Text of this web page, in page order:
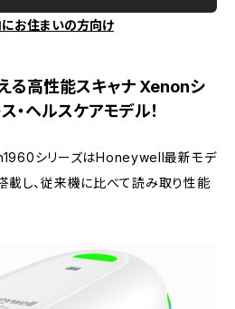
お住まいの方向け
る高性能スキャナ Xenonシ
・ヘルスケアモデル！
シリーズはHoneywell最新モデ
載し、従来機に比べて読み取り性能